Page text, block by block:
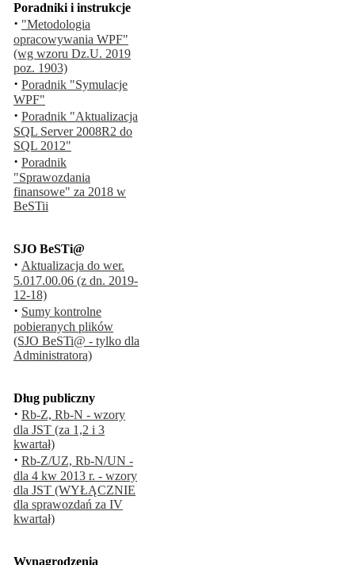
Poradniki i instrukcje
· "Metodologia
opracowywania WPF"
(wg wzoru Dz.U. 2019
poz. 1903)
· Poradnik "Symulacje
WPF"
· Poradnik "Aktualizacja
SQL Server 2008R2 do
SQL 2012"
· Poradnik
"Sprawozdania
finansowe" za 2018 w
BeSTii
SJO BeSTi@
· Aktualizacja do wer.
5.017.00.06 (z dn. 2019-
12-18)
· Sumy kontrolne
pobieranych plików
(SJO BeSTi@ - tylko dla
Administratora)
Dług publiczny
· Rb-Z, Rb-N - wzory
dla JST (za 1,2 i 3
kwartał)
· Rb-Z/UZ, Rb-N/UN -
dla 4 kw 2013 r. - wzory
dla JST (WYŁĄCZNIE
dla sprawozdań za IV
kwartał)
Wynagrodzenia